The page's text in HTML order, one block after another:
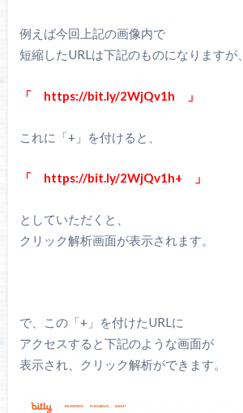
例えば今回上記の画像内で
短縮したURLは下記のものになりますが、
「 https://bit.ly/2WjQv1h 」
これに「+」を付けると、
「 https://bit.ly/2WjQv1h+ 」
としていただくと、
クリック解析画面が表示されます。
で、この「+」を付けたURLに
アクセスすると下記のような画面が
表示され、クリック解析ができます。